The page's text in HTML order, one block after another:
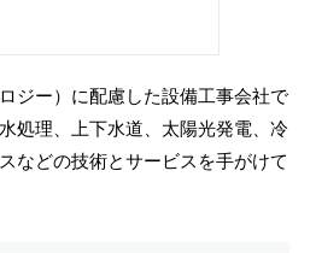
ジー）に配慮した設備工事会社で
処理、上下水道、太陽光発電、冷
などの技術とサービスを手がけて